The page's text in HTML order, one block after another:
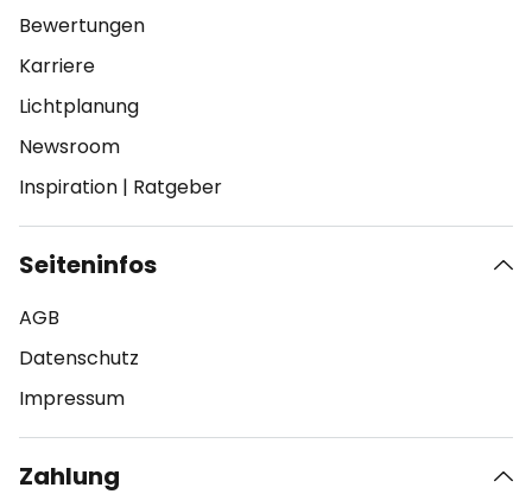
Bewertungen
Karriere
Lichtplanung
Newsroom
Inspiration | Ratgeber
Seiteninfos
AGB
Datenschutz
Impressum
Zahlung